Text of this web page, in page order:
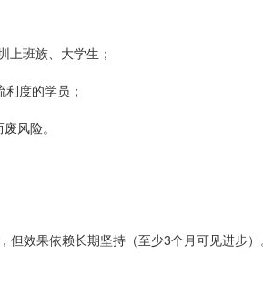
上班族、大学生；
度的学员；
风险。
效果依赖长期坚持（至少3个月可见进步）